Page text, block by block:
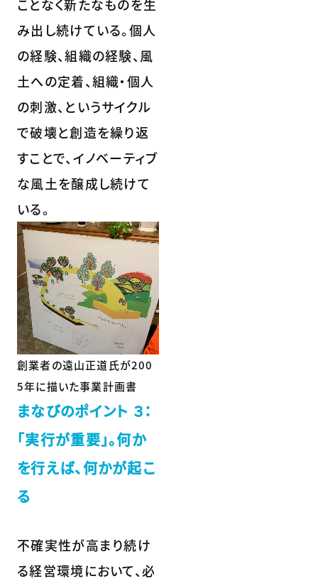
ことなく新たなものを生
み出し続けている。個人
の経験、組織の経験、風
土への定着、組織・個人
の刺激、というサイクル
で破壊と創造を繰り返
すことで、イノベーティブ
な風土を醸成し続けて
いる。
創業者の遠山正道氏が200
5年に描いた事業計画書
まなびのポイント ３：
「実行が重要」。何か
を行えば、何かが起こ
る
不確実性が高まり続け
る経営環境において、必